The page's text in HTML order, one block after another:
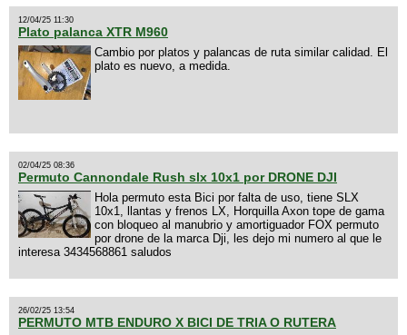
12/04/25 11:30
Plato palanca XTR M960
Cambio por platos y palancas de ruta similar calidad. El
plato es nuevo, a medida.
02/04/25 08:36
Permuto Cannondale Rush slx 10x1 por DRONE DJI
Hola permuto esta Bici por falta de uso, tiene SLX
10x1, llantas y frenos LX, Horquilla Axon tope de gama
con bloqueo al manubrio y amortiguador FOX permuto
por drone de la marca Dji, les dejo mi numero al que le
interesa 3434568861 saludos
26/02/25 13:54
PERMUTO MTB ENDURO X BICI DE TRIA O RUTERA